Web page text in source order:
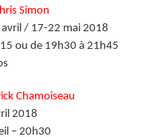
Simon
/ 17-22 mai 2018
ou de 19h30 à 21h45
Chamoiseau
2018
– 20h30